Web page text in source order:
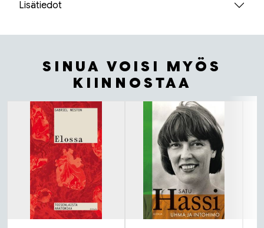
Lisätiedot
SINUA VOISI MYÖS
KIINNOSTAA
Tuoteluettelon alku